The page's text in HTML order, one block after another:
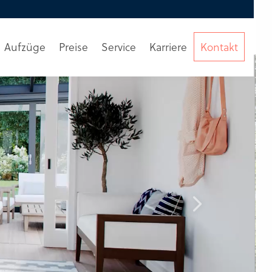
Aufzüge Preise Service Karriere Kontakt
Beratunganfordern